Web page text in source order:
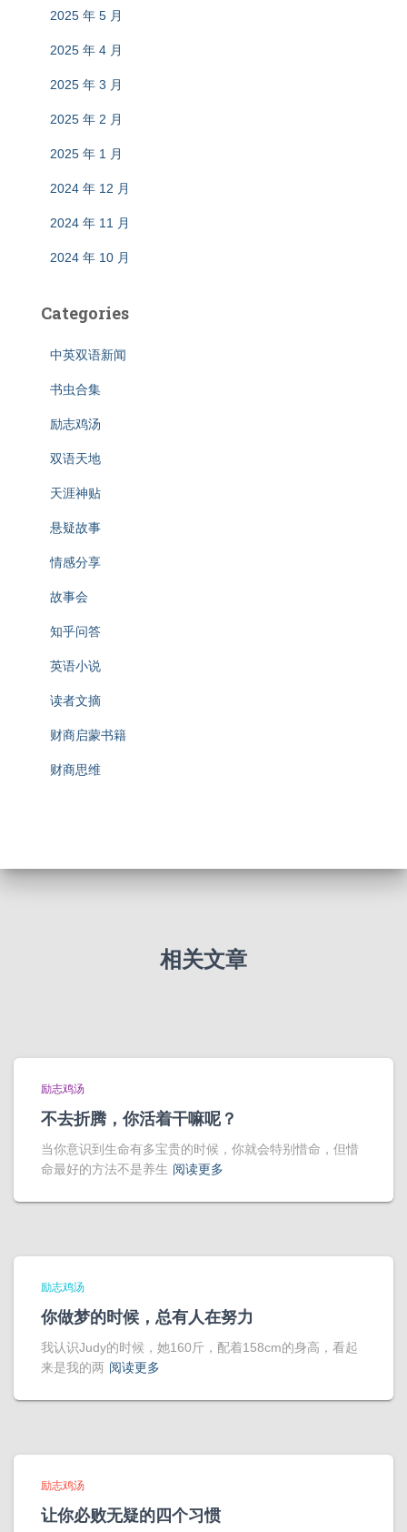
2025 年 5 月
2025 年 4 月
2025 年 3 月
2025 年 2 月
2025 年 1 月
2024 年 12 月
2024 年 11 月
2024 年 10 月
Categories
中英双语新闻
书虫合集
励志鸡汤
双语天地
天涯神贴
悬疑故事
情感分享
故事会
知乎问答
英语小说
读者文摘
财商启蒙书籍
财商思维
相关文章
励志鸡汤
不去折腾，你活着干嘛呢？
当你意识到生命有多宝贵的时候，你就会特别惜命，但惜
命最好的方法不是养生 阅读更多
励志鸡汤
你做梦的时候，总有人在努力
我认识Judy的时候，她160斤，配着158cm的身高，看起
来是我的两 阅读更多
励志鸡汤
让你必败无疑的四个习惯